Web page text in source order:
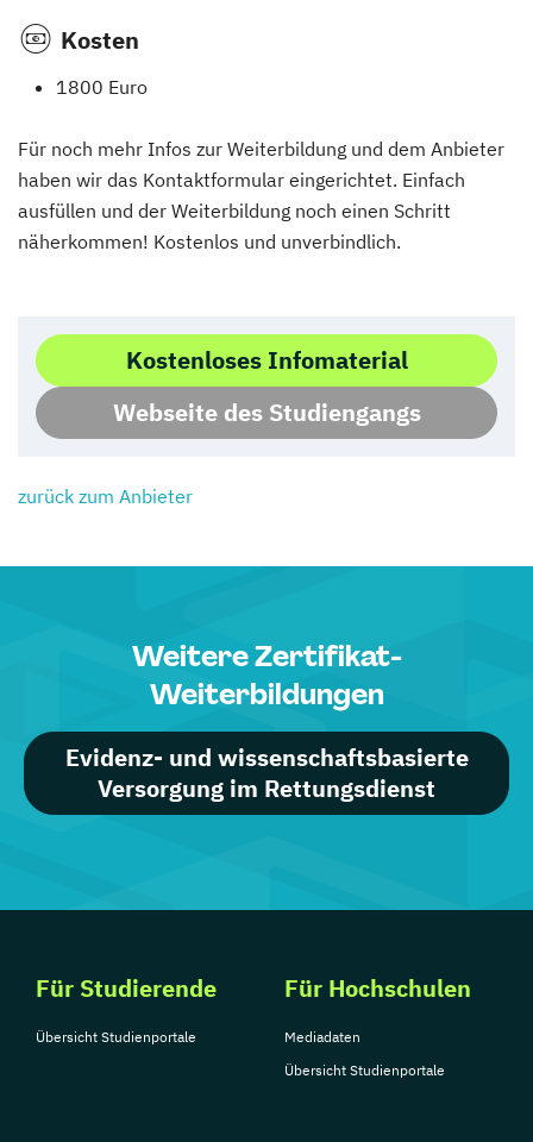
Kosten
1800 Euro
Für noch mehr Infos zur Weiterbildung und dem Anbieter
haben wir das Kontaktformular eingerichtet. Einfach
ausfüllen und der Weiterbildung noch einen Schritt
näherkommen! Kostenlos und unverbindlich.
Kostenloses Infomaterial
Webseite des Studiengangs
zurück zum Anbieter
Weitere Zertifikat-
Weiterbildungen
Evidenz- und wissenschaftsbasierte
Versorgung im Rettungsdienst
Für Studierende
Übersicht Studienportale
Für Hochschulen
Mediadaten
Übersicht Studienportale